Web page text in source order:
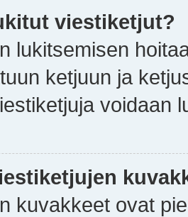
viestiketjut?
lukitsemisen
ketjuun ja
voidaan
kuvakkeet ovat